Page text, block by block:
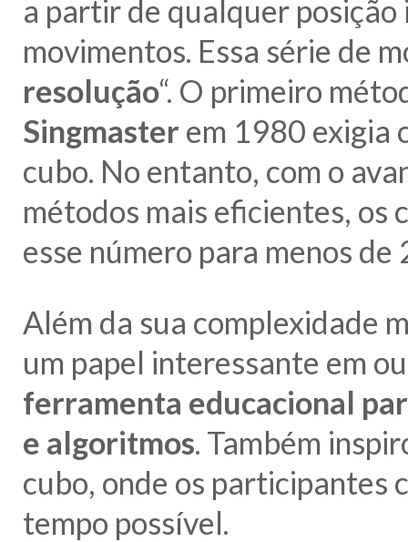
a partir de qualquer
movimentos. Essa série de
resolução“. O primeiro
Singmasterem 1980 exigia
cubo. No entanto, com o
métodos mais eficientes, os
esse número para menos de
Além da sua complexidade
um papel interessante em
ferramenta educacional
e algoritmos. Também
cubo, onde os participantes
tempo possível.